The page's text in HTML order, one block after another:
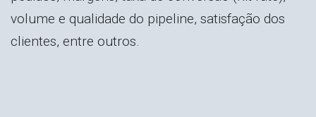
volume e qualidade do pipeline, satisfação dos
clientes, entre outros.